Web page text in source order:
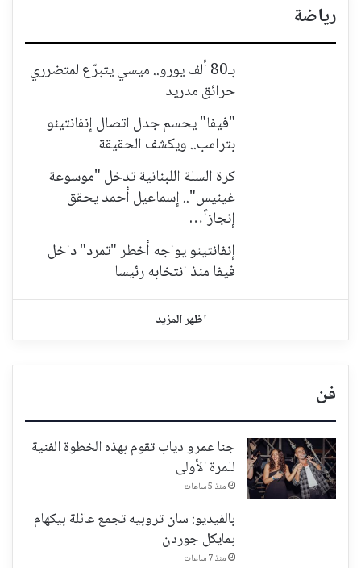
رياضة
بـ80 ألف يورو.. ميسي يتبرّع لمتضرري
حرائق مدريد
"فيفا" يحسم جدل اتصال إنفانتينو
بترامب.. ويكشف الحقيقة
كرة السلة اللبنانية تدخل "موسوعة
غينيس".. إسماعيل أحمد يحقق
إنجازاً…
إنفانتينو يواجه أخطر "تمرد" داخل
فيفا منذ انتخابه رئيسا
اظهر المزيد
فن
جنا عمرو دياب تقوم بهذه الخطوة الفنية
للمرة الأولى
منذ 5 ساعات
بالفيديو: سان تروبيه تجمع عائلة بيكهام
بمايكل جوردن
منذ 7 ساعات